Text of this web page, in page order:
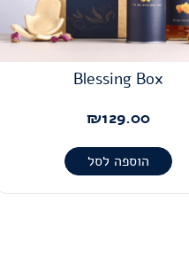
Blessing Box
₪129.00
הוספה לסל